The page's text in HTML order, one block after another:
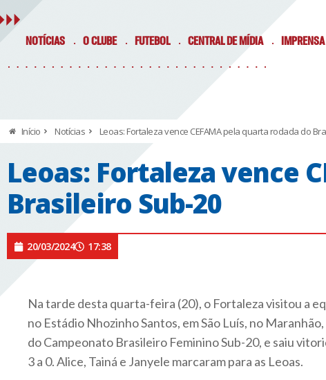
NOTÍCIAS O CLUBE FUTEBOL CENTRAL DE MÍDIA IMPRENSA
Início Notícias Leoas: Fortaleza vence CEFAMA pela quarta rodada do
Leoas: Fortaleza vence
Brasileiro Sub-20
20/03/2024 17:38
Na tarde desta quarta-feira (20), o Fortaleza visitou a
no Estádio Nhozinho Santos, em São Luís, no
do Campeonato Brasileiro Feminino Sub-20, e saiu
3 a 0. Alice, Tainá e Janyele marcaram para as Leoas.